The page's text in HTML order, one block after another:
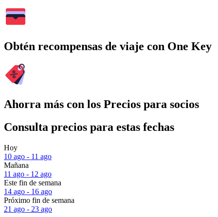
Obtén recompensas de viaje con One Key
Ahorra más con los Precios para socios
Consulta precios para estas fechas
Hoy
10 ago - 11 ago
Mañana
11 ago - 12 ago
Este fin de semana
14 ago - 16 ago
Próximo fin de semana
21 ago - 23 ago